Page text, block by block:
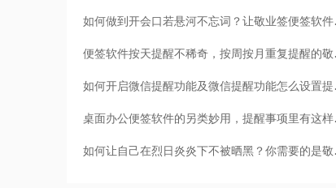
如何
便签
如何
桌面
如何